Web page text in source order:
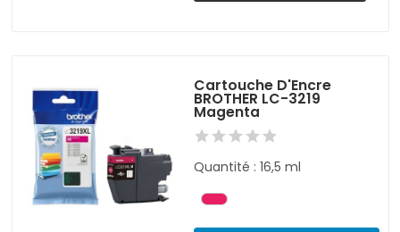
Cartouche D'Encre
BROTHER LC-3219
Magenta
Quantité : 16,5 ml